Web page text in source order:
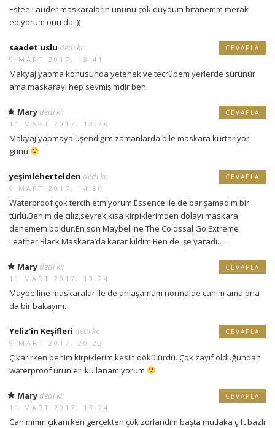
Estee Lauder maskaraların ününü çok duydum bitanemm merak
ediyorum onu da :))
saadet uslu dedi ki:
9 MART 2017, 13:41
Makyaj yapma konusunda yetenek ve tecrübem yerlerde sürünür
ama maskarayı hep sevmişimdir ben.
CEVAPLA
Mary dedi ki:
11 MART 2017, 13:26
Makyaj yapmaya üşendiğim zamanlarda bile maskara kurtarıyor
günü
CEVAPLA
yeşimlehertelden dedi ki:
9 MART 2017, 14:30
Waterproof çok tercih etmiyorum.Essence ile de barışamadım bir
türlü.Benim de cılız,seyrek,kısa kirpiklerimden dolayı maskara
denemem boldur.En son Maybelline The Colossal Go Extreme
Leather Black Maskara’da karar kıldım.Ben de işe yaradı…..
CEVAPLA
Mary dedi ki:
11 MART 2017, 13:24
Maybelline maskaralar ile de anlaşamam normalde canım ama ona
da bir bakayım.
CEVAPLA
Yeliz'in Keşifleri dedi ki:
9 MART 2017, 20:23
Çıkarırken benim kirpiklerim kesin dökülürdü. Çok zayıf olduğundan
waterproof ürünleri kullanamıyorum
CEVAPLA
Mary dedi ki:
11 MART 2017, 13:24
Canımmm çıkarırken gerçekten çok zorlandım başta mutlaka çift bazlı
CEVAPLA